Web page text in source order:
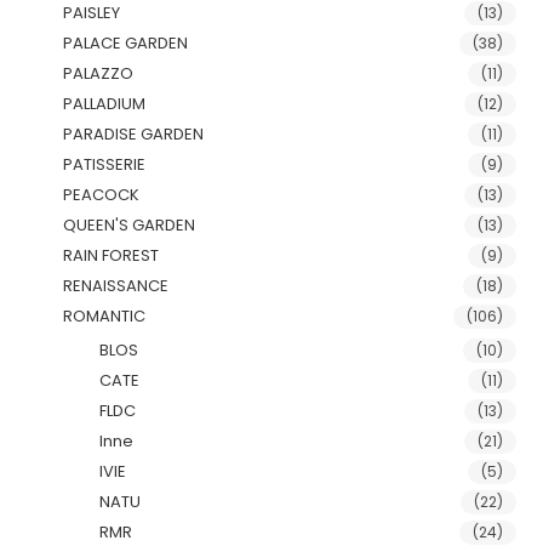
PAISLEY (13)
PALACE GARDEN (38)
PALAZZO (11)
PALLADIUM (12)
PARADISE GARDEN (11)
PATISSERIE (9)
PEACOCK (13)
QUEEN'S GARDEN (13)
RAIN FOREST (9)
RENAISSANCE (18)
ROMANTIC (106)
BLOS (10)
CATE (11)
FLDC (13)
Inne (21)
IVIE (5)
NATU (22)
RMR (24)